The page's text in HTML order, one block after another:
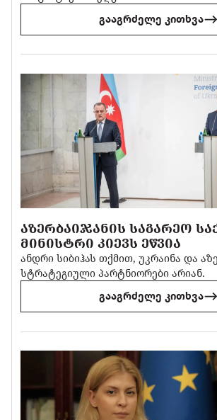
გააგრძელე კითხვა
ᲐᲖᲔᲠᲑᲐᲘᲯᲐᲜᲘᲡ ᲡᲐᲒᲐᲠᲔᲝ
ᲛᲘᲜᲘᲡᲢᲠᲘ ᲙᲘᲔᲕᲡ ᲔᲬᲕᲘᲐ
ანდრი სიბიჰას თქმით, უკრაინა და
სტრატეგიული პარტნიორები არიან.
გააგრძელე კითხვა